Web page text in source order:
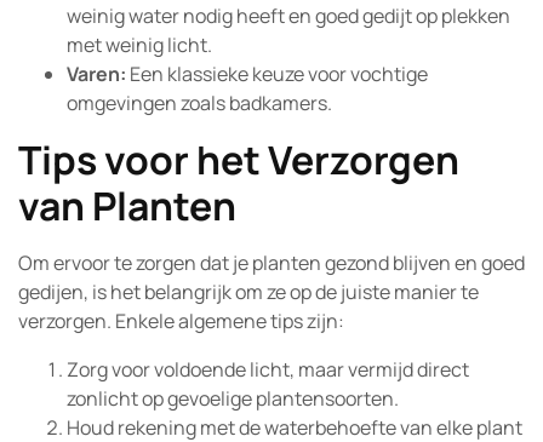
weinig water nodig heeft en goed gedijt op plekken
met weinig licht.
Varen: Een klassieke keuze voor vochtige
omgevingen zoals badkamers.
Tips voor het Verzorgen
van Planten
Om ervoor te zorgen dat je planten gezond blijven en goed
gedijen, is het belangrijk om ze op de juiste manier te
verzorgen. Enkele algemene tips zijn:
Zorg voor voldoende licht, maar vermijd direct
zonlicht op gevoelige plantensoorten.
Houd rekening met de waterbehoefte van elke plant